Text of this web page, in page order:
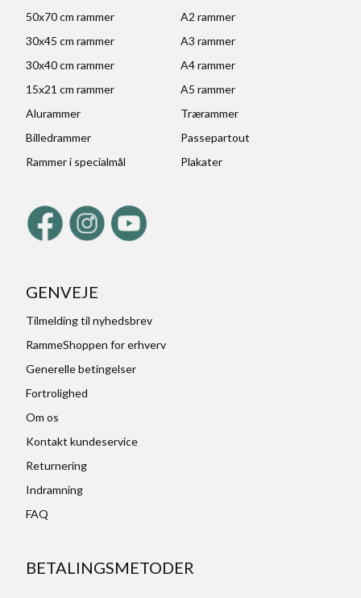
50x70 cm rammer
A2 rammer
30x45 cm rammer
A3 rammer
30x40 cm rammer
A4 rammer
15x21 cm rammer
A5 rammer
Alurammer
Trærammer
Billedrammer
Passepartout
Rammer i specialmål
Plakater
GENVEJE
Tilmelding til nyhedsbrev
RammeShoppen for erhverv
Generelle betingelser
Fortrolighed
Om os
Kontakt kundeservice
Returnering
Indramning
FAQ
BETALINGSMETODER